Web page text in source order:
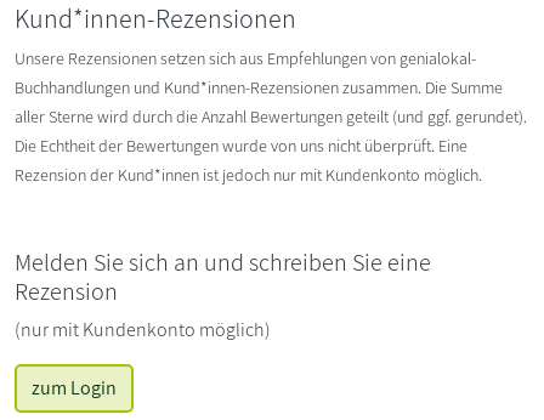
Kund*innen-Rezensionen
Unsere Rezensionen setzen sich aus Empfehlungen von genialokal-
Buchhandlungen und Kund*innen-Rezensionen zusammen. Die Summe
aller Sterne wird durch die Anzahl Bewertungen geteilt (und ggf. gerundet).
Die Echtheit der Bewertungen wurde von uns nicht überprüft. Eine
Rezension der Kund*innen ist jedoch nur mit Kundenkonto möglich.
Melden Sie sich an und schreiben Sie eine
Rezension
(nur mit Kundenkonto möglich)
zum Login